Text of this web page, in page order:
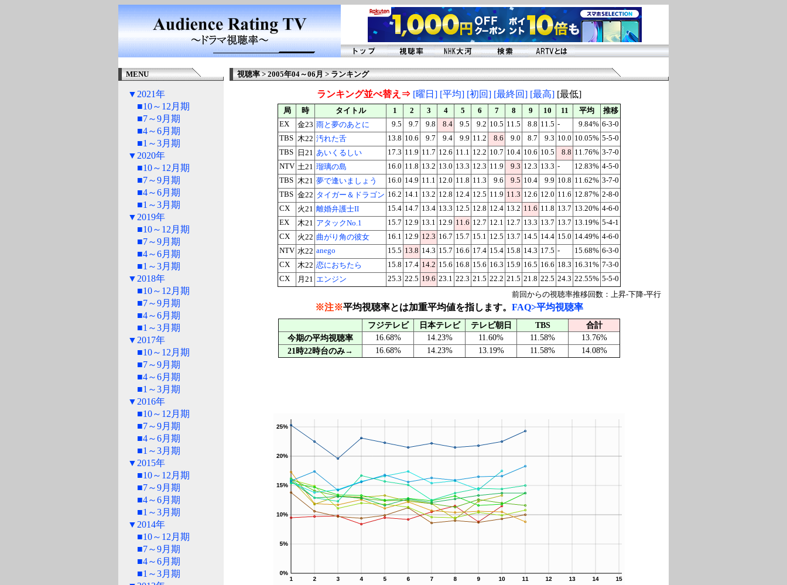
MENU
▼2021年
■10～12月期
■7～9月期
■4～6月期
■1～3月期
▼2020年
■10～12月期
■7～9月期
■4～6月期
■1～3月期
▼2019年
■10～12月期
■7～9月期
■4～6月期
■1～3月期
▼2018年
■10～12月期
■7～9月期
■4～6月期
■1～3月期
▼2017年
■10～12月期
■7～9月期
■4～6月期
■1～3月期
▼2016年
■10～12月期
■7～9月期
■4～6月期
■1～3月期
▼2015年
■10～12月期
■7～9月期
■4～6月期
■1～3月期
▼2014年
■10～12月期
■7～9月期
■4～6月期
■1～3月期
視聴率 > 2005年04～06月 > ランキング
ランキング並べ替え⇒ [曜日] [平均] [初回] [最終回] [最高] [最低]
局 時 タイトル 1 2 3 4 5 6 7 8 9 10 11 平均
推移
EX
金23 雨と夢のあとに 9.5 9.7 9.8 8.4 9.5 9.2 10.5 11.5 8.8 11.5 - 9.84% 6-3-0
TBS 木22 汚れた舌 13.8 10.6 9.7 9.4 9.9 11.2 8.6 9.0 8.7 9.3 10.0 10.05% 5-5-0
TBS
日21 あいくるしい 17.3 11.9 11.7 12.6 11.1 12.2 10.7 10.4 10.6 10.5 8.8 11.76% 3-7-0
NTV 土21 瑠璃の島 16.0 11.8 13.2 13.0 13.3 12.3 11.9 9.3 12.3 13.3 - 12.83% 4-5-0
TBS 木21 夢で逢いましょう 16.0 14.9 11.1 12.0 11.8 11.3 9.6 9.5 10.4 9.9 10.8 11.62% 3-7-0
TBS 金22 タイガー＆ドラゴン 16.2 14.1 13.2 12.8 12.4 12.5 11.9 11.3 12.6 12.0 11.6 12.87% 2-8-0
CX
火21 離婚弁護士II 15.4 14.7 13.4 13.3 12.5 12.8 12.4 13.2 11.6 11.8 13.7 13.20% 4-6-0
EX
木21 アタックNo.1 15.7 12.9 13.1 12.9 11.6 12.7 12.1 12.7 13.3 13.7 13.7 13.19% 5-4-1
CX
火22 曲がり角の彼女 16.1 12.9 12.3 16.7 15.7 15.1 12.5 13.7 14.5 14.4 15.0 14.49% 4-6-0
NTV 水22 anego 15.5 13.8 14.3 15.7 16.6 17.4 15.4 15.8 14.3 17.5 - 15.68% 6-3-0
CX
木22 恋におちたら 15.8 17.4 14.2 15.6 16.8 15.6 16.3 15.9 16.5 16.6 18.3 16.31% 7-3-0
CX
月21 エンジン 25.3 22.5 19.6 23.1 22.3 21.5 22.2 21.5 21.8 22.5 24.3 22.55% 5-5-0
前回からの視聴率推移回数：上昇-下降-平行
※注※平均視聴率とは加重平均値を指します。 FAQ>平均視聴率
フジテレビ 日本テレビ テレビ朝日 TBS
合計
今期の平均視聴率
16.68% 14.23% 11.60% 11.58%
13.76%
21時22時台のみ→
16.68% 14.23% 13.19% 11.58% 14.08%